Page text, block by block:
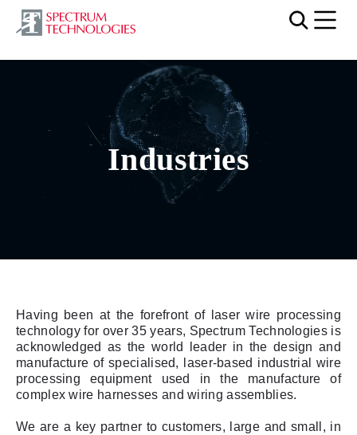
Industries
Having been at the forefront of laser wire processing
technology for over 35 years, Spectrum Technologies is
acknowledged as the world leader in the design and
manufacture of specialised, laser-based industrial wire
processing equipment used in the manufacture of
complex wire harnesses and wiring assemblies.
We are a key partner to customers, large and small, in